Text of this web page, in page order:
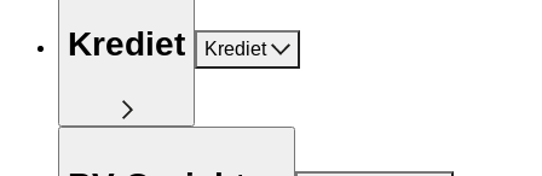
Krediet Krediet